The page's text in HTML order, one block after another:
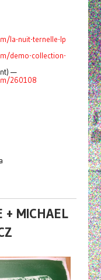
la-nuit-ternelle-lp
demo-collection-
—
260108
+ MICHAEL